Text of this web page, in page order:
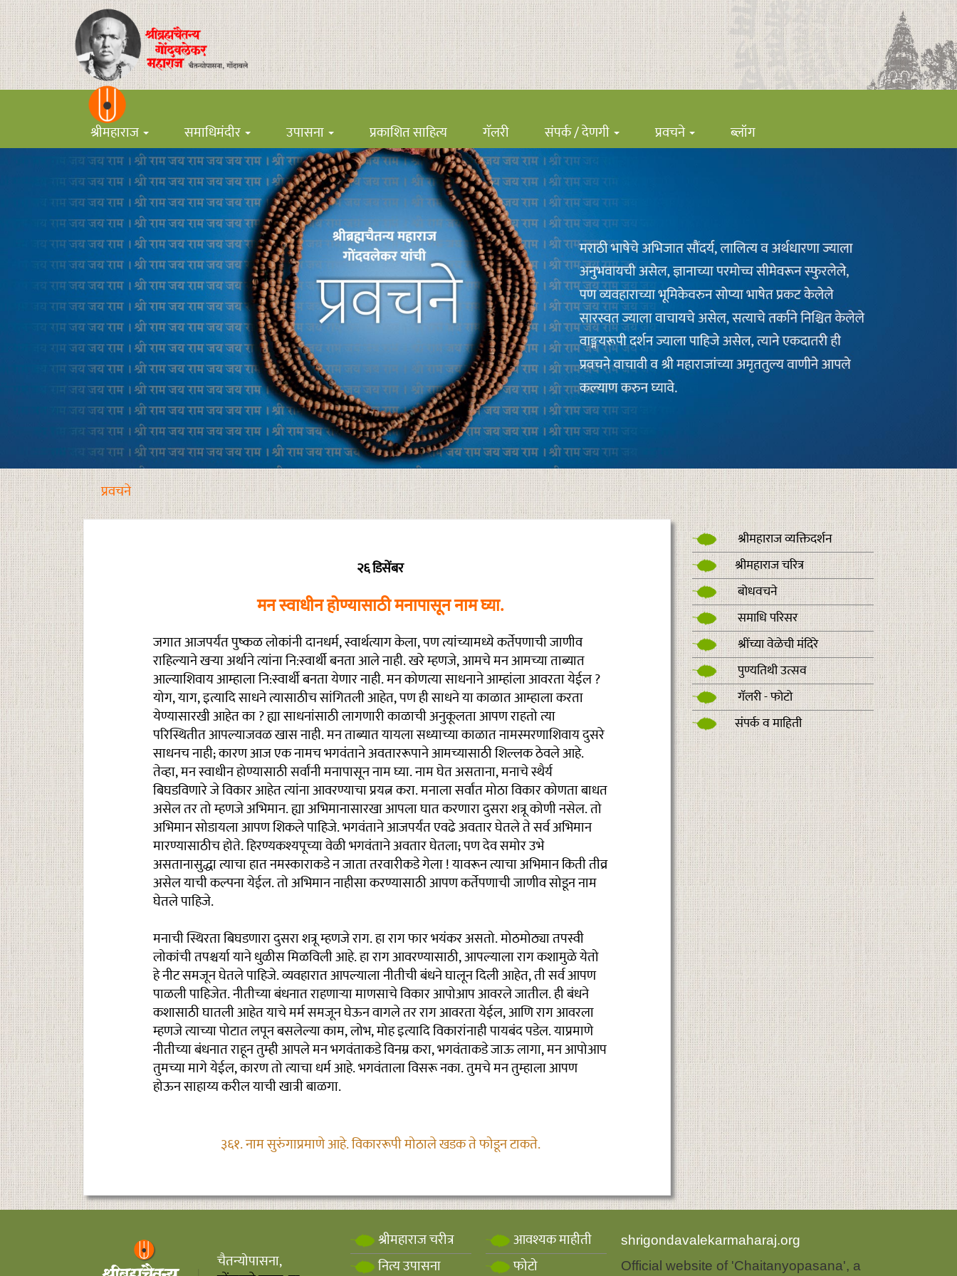
श्रीमहाराज समाधिमंदीर उपासना प्रकाशित साहित्य गॅलरी संपर्क / देणगी प्रवचने ब्लॉग
प्रवचने
२६ डिसेंबर
मन स्वाधीन होण्यासाठी मनापासून नाम घ्या.
जगात आजपर्यंत पुष्कळ लोकांनी दानधर्म, स्वार्थत्याग केला, पण त्यांच्यामध्ये कर्तेपणाची जाणीव
राहिल्याने खऱ्या अर्थाने त्यांना नि:स्वार्थी बनता आले नाही. खरे म्हणजे, आमचे मन आमच्या ताब्यात
आल्याशिवाय आम्हाला नि:स्वार्थी बनता येणार नाही. मन कोणत्या साधनाने आम्हांला आवरता येईल ?
योग, याग, इत्यादि साधने त्यासाठीच सांगितली आहेत, पण ही साधने या काळात आम्हाला करता
येण्यासारखी आहेत का ? ह्या साधनांसाठी लागणारी काळाची अनुकूलता आपण राहतो त्या
परिस्थितीत आपल्याजवळ खास नाही. मन ताब्यात यायला सध्याच्या काळात नामस्मरणाशिवाय दुसरे
साधनच नाही; कारण आज एक नामच भगवंताने अवताररूपाने आमच्यासाठी शिल्लक ठेवले आहे.
तेव्हा, मन स्वाधीन होण्यासाठी सर्वांनी मनापासून नाम घ्या. नाम घेत असताना, मनाचे स्थैर्य
बिघडविणारे जे विकार आहेत त्यांना आवरण्याचा प्रयत्न करा. मनाला सर्वांत मोठा विकार कोणता बाधत
असेल तर तो म्हणजे अभिमान. ह्या अभिमानासारखा आपला घात करणारा दुसरा शत्रू कोणी नसेल. तो
अभिमान सोडायला आपण शिकले पाहिजे. भगवंताने आजपर्यंत एवढे अवतार घेतले ते सर्व अभिमान
मारण्यासाठीच होते. हिरण्यकश्यपूच्या वेळी भगवंताने अवतार घेतला; पण देव समोर उभे
असतानासुद्धा त्याचा हात नमस्काराकडे न जाता तरवारीकडे गेला ! यावरून त्याचा अभिमान किती तीव्र
असेल याची कल्पना येईल. तो अभिमान नाहीसा करण्यासाठी आपण कर्तेपणाची जाणीव सोडून नाम
घेतले पाहिजे.
मनाची स्थिरता बिघडणारा दुसरा शत्रू म्हणजे राग. हा राग फार भयंकर असतो. मोठमोठ्या तपस्वी
लोकांची तपश्चर्या याने धुळीस मिळविली आहे. हा राग आवरण्यासाठी, आपल्याला राग कशामुळे येतो
हे नीट समजून घेतले पाहिजे. व्यवहारात आपल्याला नीतीची बंधने घालून दिली आहेत, ती सर्व आपण
पाळली पाहिजेत. नीतीच्या बंधनात राहणाऱ्या माणसाचे विकार आपोआप आवरले जातील. ही बंधने
कशासाठी घातली आहेत याचे मर्म समजून घेऊन वागले तर राग आवरता येईल, आणि राग आवरला
म्हणजे त्याच्या पोटात लपून बसलेल्या काम, लोभ, मोह इत्यादि विकारांनाही पायबंद पडेल. याप्रमाणे
नीतीच्या बंधनात राहून तुम्ही आपले मन भगवंताकडे विनम्र करा, भगवंताकडे जाऊ लागा, मन आपोआप
तुमच्या मागे येईल, कारण तो त्याचा धर्म आहे. भगवंताला विसरू नका. तुमचे मन तुम्हाला आपण
होऊन साहाय्य करील याची खात्री बाळगा.
३६१. नाम सुरुंगाप्रमाणे आहे. विकाररूपी मोठाले खडक ते फोडून टाकते.
श्रीमहाराज व्यक्तिदर्शन
श्रीमहाराज चरित्र
बोधवचने
समाधि परिसर
श्रींच्या वेळेची मंदिरे
पुण्यतिथी उत्सव
गॅलरी - फोटो
संपर्क व माहिती
चैतन्योपासना,
श्रीमहाराज चरीत्र
नित्य उपासना
आवश्यक माहीती
फोटो
shrigondavalekarmaharaj.org
Official website of 'Chaitanyopasana', a